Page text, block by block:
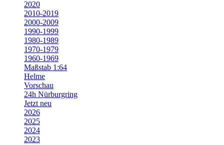
2020
2010-2019
2000-2009
1990-1999
1980-1989
1970-1979
1960-1969
Maßstab 1:64
Helme
Vorschau
24h Nürburgring
Jetzt neu
2026
2025
2024
2023